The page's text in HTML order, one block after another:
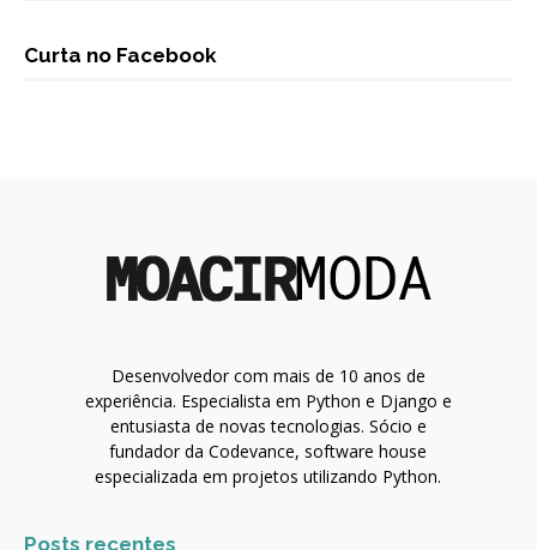
Curta no Facebook
Desenvolvedor com mais de 10 anos de
experiência. Especialista em Python e Django e
entusiasta de novas tecnologias. Sócio e
fundador da Codevance, software house
especializada em projetos utilizando Python.
Posts recentes